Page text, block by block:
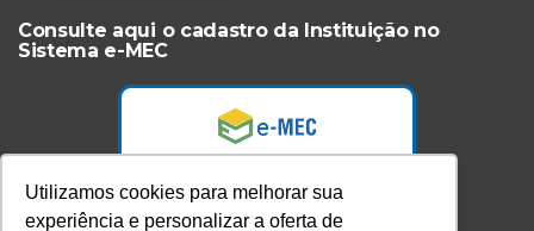
Utilizamos cookies para melhorar sua
experiência e personalizar a oferta de
Consulte aqui o cadastro da Instituição no
Sistema e-MEC